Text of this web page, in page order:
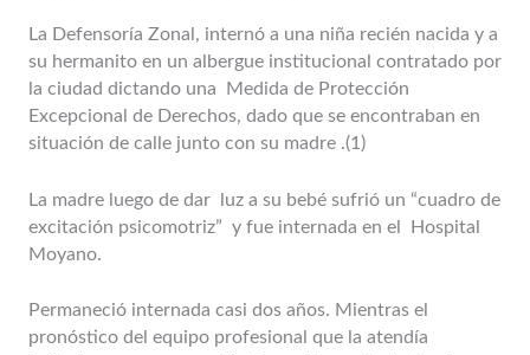
La Defensoría Zonal, internó a una niña recién nacida y a
su hermanito en un albergue institucional contratado por
la ciudad dictando una Medida de Protección
Excepcional de Derechos, dado que se encontraban en
situación de calle junto con su madre .(1)
La madre luego de dar luz a su bebé sufrió un “cuadro de
excitación psicomotriz” y fue internada en el Hospital
Moyano.
Permaneció internada casi dos años. Mientras el
pronóstico del equipo profesional que la atendía